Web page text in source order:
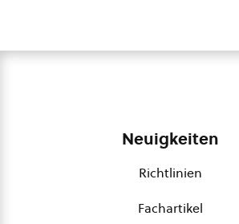
Neuigkeiten
Richtlinien
Fachartikel